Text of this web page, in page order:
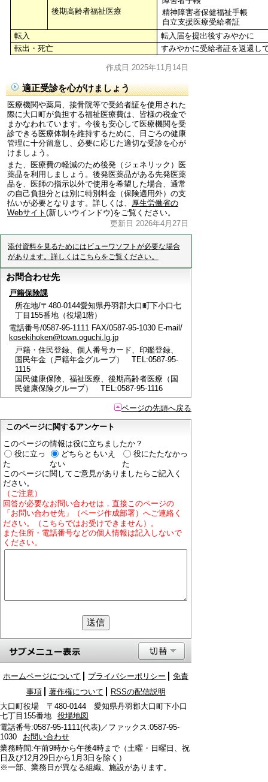
後期高齢者福祉医療
精神障害者保健福祉手帳
自立支援医療受給者証
転入
転入届を提出後すみやかに
転出・死亡
すみやかに受給者証を返還し
作成日 2025年11月14日
適正受診を心がけましょう
医療機関や薬局、接骨院等で受給者証を使用された
際に大口町が負担する福祉医療費は、皆様の税金で
まかなわれています。今後も安心して医療機関を受
診できる医療体制を維持するために、日ごろの健康
管理に十分留意し、必要に応じた適切な受診を心が
けましょう。
また、医療費の軽減のため後発（ジェネリック）医
薬品を利用しましょう。後発医薬品がある先発医薬
品を、医師の指示以外で使用を希望した場合、通常
の自己負担分とは別に特別料金（保険適用外）の支
払いが必要となります。詳しくは、 厚生労働省の
Webサイト (新しいウインドウ)をご覧ください。
更新日 2026年4月27日
添付資料を見るためにはビューワソフトが必要な場合
があります。詳しくはこちらをご覧ください。
お問合わせ先
戸籍保険課
所在地/〒480-0144愛知県丹羽郡大口町下小口七
丁目155番地（役場1階）
電話番号/0587-95-1111 FAX/0587-95-1030 E-mail/
kosekihoken@town.oguchi.lg.jp
戸籍・住民登録、個人番号カード、印鑑登録、
国民年金（戸籍年金グループ） TEL:0587-95-
1115
国民健康保険、福祉医療、後期高齢者医療（国
民健康保険グループ） TEL:0587-95-1116
ページの先頭へ戻る
このページに関するアンケート
このページの情報は役に立ちましたか？
役に立っ
た
どちらともいえ
ない
役にたたなかっ
た
このページに関してご意見がありましたらご記入く
ださい。
（ご注意）
回答が必要なお問い合わせは，直接このページの
「お問い合わせ先」（ページ作成部署）へご連絡く
ださい。（こちらではお受けできません）。
また住所・電話番号などの個人情報は記入しないで
ください。
ホームページについて プライバシーポリシー
免責
事項
著作権について
RSSの配信説明
大口町役場 〒480-0144 愛知県丹羽郡大口町下小口
七丁目155番地
役場地図
電話番号:0587-95-1111(代表)／ファックス:0587-95-
1030
お問い合わせ
業務時間:午前9時から午後4時まで（土曜・日曜日、祝
日及び12月29日から1月3日を除く）
※一部、業務日が異なる組織、施設があります。